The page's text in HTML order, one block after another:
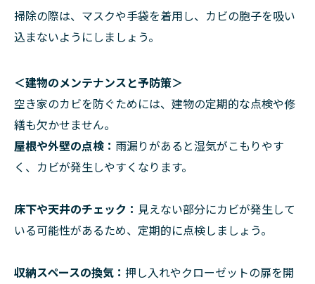
掃除の際は、マスクや手袋を着用し、カビの胞子を吸い
込まないようにしましょう。
＜建物のメンテナンスと予防策＞
空き家のカビを防ぐためには、建物の定期的な点検や修
繕も欠かせません。
屋根や外壁の点検： 雨漏りがあると湿気がこもりやす
く、カビが発生しやすくなります。
床下や天井のチェック： 見えない部分にカビが発生して
いる可能性があるため、定期的に点検しましょう。
収納スペースの換気： 押し入れやクローゼットの扉を開